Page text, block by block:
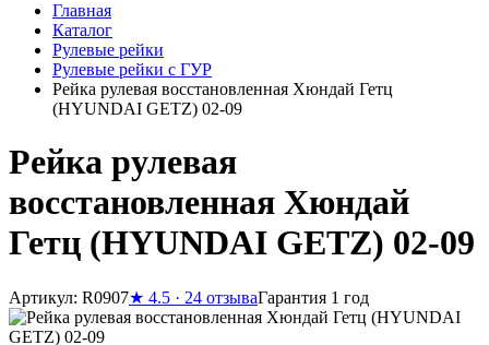
Главная
Каталог
Рулевые рейки
Рулевые рейки с ГУР
Рейка рулевая восстановленная Хюндай Гетц
(HYUNDAI GETZ) 02-09
Рейка рулевая
восстановленная Хюндай
Гетц (HYUNDAI GETZ) 02-09
Артикул: R0907★ 4.5 · 24 отзываГарантия 1 год